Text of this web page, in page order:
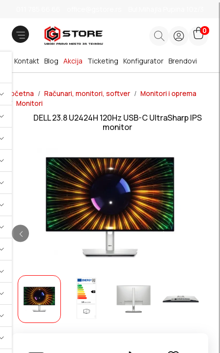
0
Brendovi
Blog Akcija
Kontakt Ticketing Konfigurator
Početna Računari, monitori, softver
Monitori i oprema
Monitori
DELL 23.8 U2424H 120Hz USB-C UltraSharp IPS
monitor